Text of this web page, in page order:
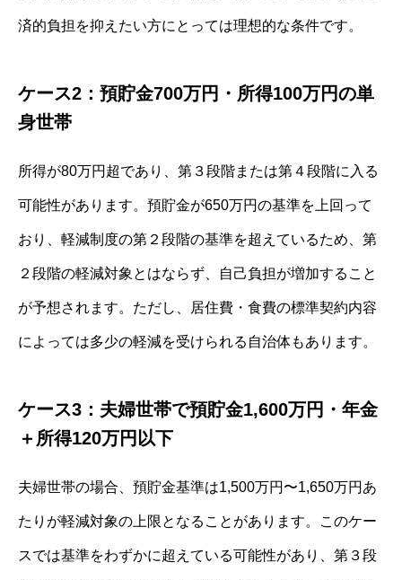
済的負担を抑えたい方にとっては理想的な条件です。
ケース2：預貯金700万円・所得100万円の単
身世帯
所得が80万円超であり、第３段階または第４段階に入る
可能性があります。預貯金が650万円の基準を上回って
おり、軽減制度の第２段階の基準を超えているため、第
２段階の軽減対象とはならず、自己負担が増加すること
が予想されます。ただし、居住費・食費の標準契約内容
によっては多少の軽減を受けられる自治体もあります。
ケース3：夫婦世帯で預貯金1,600万円・年金
＋所得120万円以下
夫婦世帯の場合、預貯金基準は1,500万円〜1,650万円あ
たりが軽減対象の上限となることがあります。このケー
スでは基準をわずかに超えている可能性があり、第３段